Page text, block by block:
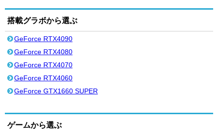
搭載グラボから選ぶ
GeForce RTX4090
GeForce RTX4080
GeForce RTX4070
GeForce RTX4060
GeForce GTX1660 SUPER
ゲームから選ぶ